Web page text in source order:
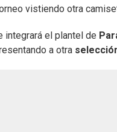
vistiendo otra
integrará el plantel de
a otra